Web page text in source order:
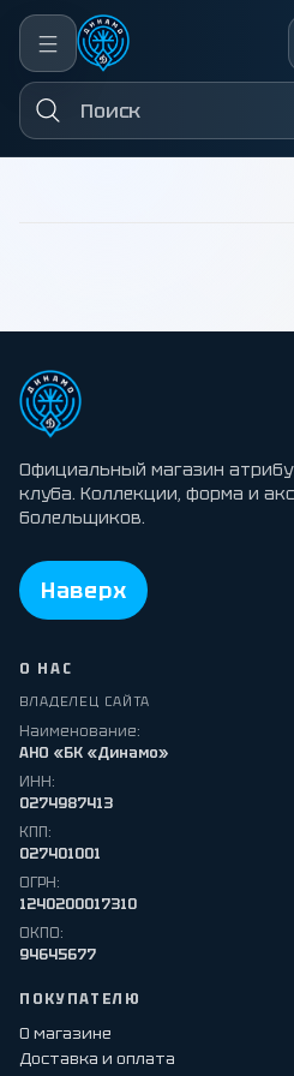
←Назад
Официальный магазин
клуба. Коллекции, форма и
болельщиков.
Наверх
О НАС
ВЛАДЕЛЕЦ САЙТА
Наименование:
АНО «БК «Динамо»
ИНН:
0274987413
КПП:
027401001
ОГРН:
1240200017310
ОКПО:
94645677
ПОКУПАТЕЛЮ
О магазине
Доставка и оплата